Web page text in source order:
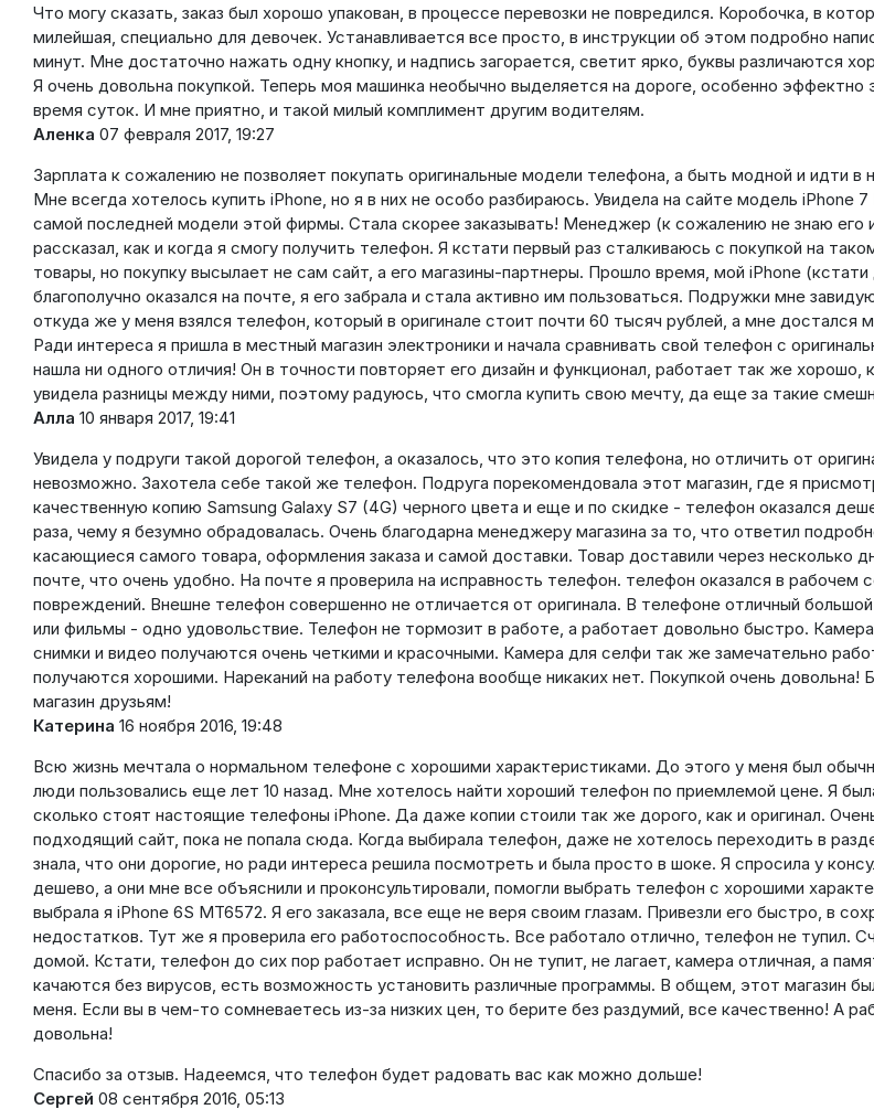
Что могу сказать, заказ был хорошо упакован, в процессе перевозки не повредился. Коробочка, в
милейшая, специально для девочек. Устанавливается все просто, в инструкции об этом подробно
минут. Мне достаточно нажать одну кнопку, и надпись загорается, светит ярко, буквы различаются
Я очень довольна покупкой. Теперь моя машинка необычно выделяется на дороге, особенно эффектно
время суток. И мне приятно, и такой милый комплимент другим водителям.
Аленка 07 февраля 2017, 19:27
Зарплата к сожалению не позволяет покупать оригинальные модели телефона, а быть модной и идти в
Мне всегда хотелось купить iPhone, но я в них не особо разбираюсь. Увидела на сайте модель iPhone
самой последней модели этой фирмы. Стала скорее заказывать! Менеджер (к сожалению не знаю его
рассказал, как и когда я смогу получить телефон. Я кстати первый раз сталкиваюсь с покупкой на
товары, но покупку высылает не сам сайт, а его магазины-партнеры. Прошло время, мой iPhone
благополучно оказался на почте, я его забрала и стала активно им пользоваться. Подружки мне
откуда же у меня взялся телефон, который в оригинале стоит почти 60 тысяч рублей, а мне достался
Ради интереса я пришла в местный магазин электроники и начала сравнивать свой телефон с
нашла ни одного отличия! Он в точности повторяет его дизайн и функционал, работает так же хорошо,
увидела разницы между ними, поэтому радуюсь, что смогла купить свою мечту, да еще за такие
Алла 10 января 2017, 19:41
Увидела у подруги такой дорогой телефон, а оказалось, что это копия телефона, но отличить от
невозможно. Захотела себе такой же телефон. Подруга порекомендовала этот магазин, где я
качественную копию Samsung Galaxy S7 (4G) черного цвета и еще и по скидке - телефон оказался
раза, чему я безумно обрадовалась. Очень благодарна менеджеру магазина за то, что ответил
касающиеся самого товара, оформления заказа и самой доставки. Товар доставили через несколько
почте, что очень удобно. На почте я проверила на исправность телефон. телефон оказался в рабочем
повреждений. Внешне телефон совершенно не отличается от оригинала. В телефоне отличный
или фильмы - одно удовольствие. Телефон не тормозит в работе, а работает довольно быстро.
снимки и видео получаются очень четкими и красочными. Камера для селфи так же замечательно
получаются хорошими. Нареканий на работу телефона вообще никаких нет. Покупкой очень довольна!
магазин друзьям!
Катерина 16 ноября 2016, 19:48
Всю жизнь мечтала о нормальном телефоне с хорошими характеристиками. До этого у меня был
люди пользовались еще лет 10 назад. Мне хотелось найти хороший телефон по приемлемой цене. Я
сколько стоят настоящие телефоны iPhone. Да даже копии стоили так же дорого, как и оригинал.
подходящий сайт, пока не попала сюда. Когда выбирала телефон, даже не хотелось переходить в
знала, что они дорогие, но ради интереса решила посмотреть и была просто в шоке. Я спросила у
дешево, а они мне все объяснили и проконсультировали, помогли выбрать телефон с хорошими
выбрала я iPhone 6S MT6572. Я его заказала, все еще не веря своим глазам. Привезли его быстро, в
недостатков. Тут же я проверила его работоспособность. Все работало отлично, телефон не тупил.
домой. Кстати, телефон до сих пор работает исправно. Он не тупит, не лагает, камера отличная, а
качаются без вирусов, есть возможность установить различные программы. В общем, этот магазин
меня. Если вы в чем-то сомневаетесь из-за низких цен, то берите без раздумий, все качественно! А
довольна!
Спасибо за отзыв. Надеемся, что телефон будет радовать вас как можно дольше!
Сергей 08 сентября 2016, 05:13